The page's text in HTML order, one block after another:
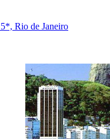
Rio de Janeiro